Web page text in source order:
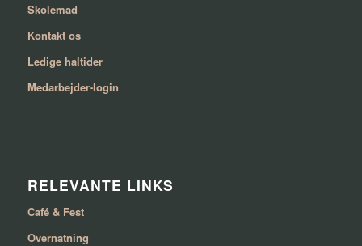
Skolemad
Kontakt os
Ledige haltider
Medarbejder-login
RELEVANTE LINKS
Café & Fest
Overnatning